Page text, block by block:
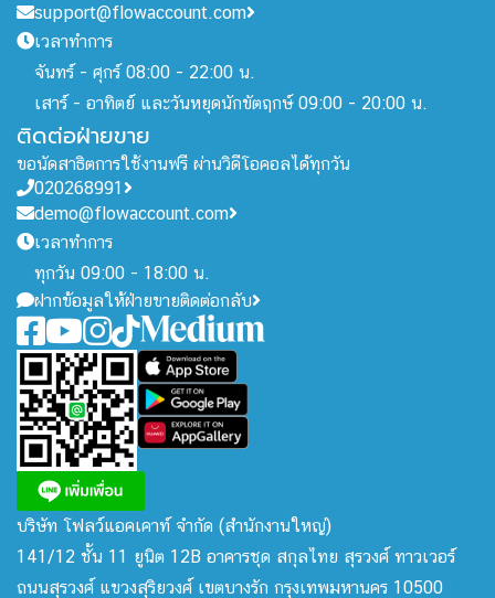
support@flowaccount.com
เวลาทำการ
จันทร์ - ศุกร์ 08:00 - 22:00 น.
เสาร์ - อาทิตย์ และวันหยุดนักขัตฤกษ์ 09:00 - 20:00 น.
ติดต่อฝ่ายขาย
ขอนัดสาธิตการใช้งานฟรี ผ่านวิดีโอคอลได้ทุกวัน
020268991
demo@flowaccount.com
เวลาทำการ
ทุกวัน 09:00 - 18:00 น.
ฝากข้อมูลให้ฝ่ายขายติดต่อกลับ
บริษัท โฟลว์แอคเคาท์ จำกัด (สำนักงานใหญ่)
141/12 ชั้น 11 ยูนิต 12B อาคารชุด สกุลไทย สุรวงศ์ ทาวเวอร์
ถนนสุรวงศ์ แขวงสุริยวงศ์ เขตบางรัก กรุงเทพมหานคร 10500